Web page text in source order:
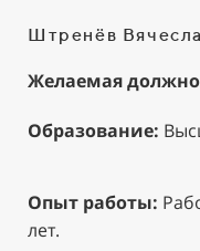
Штренёв
Желаемая
Образование:
Опыт работы:
лет.